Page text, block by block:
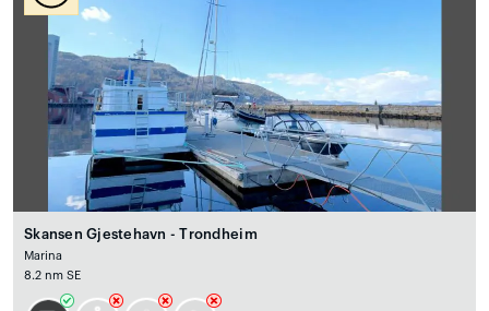
Skansen Gjestehavn - Trondheim
Marina
8.2 nm SE